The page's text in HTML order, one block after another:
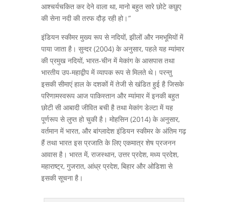
आश्चर्यचकित कर देने वाला था, मानो बहुत सारे छोटे कछुए
की सेना नदी की तरफ दौड़ रही हो। ”
इंडियन स्कीमर मुख्य रूप से नदियों, झीलों और नमभूमियों में
पाया जाता है। सुन्दर (2004) के अनुसार, पहले यह म्यांमार
की प्रमुख नदियों, भारत-चीन में मेकांग के आसपास तथा
भारतीय उप-महाद्वीप में व्यापक रूप से मिलते थे। परन्तु
इसकी सीमाएं हाल के दशकों में तेजी से खंडित हुई है जिसके
परिणामस्वरूप आज पाकिस्तान और म्यांमार में इनकी बहुत
छोटी सी आबादी जीवित बची है तथा मेकांग डेल्टा में यह
पूर्णरूप से लुप्त हो चुकी है। मोहसिन (2014) के अनुसार,
वर्तमान में भारत, और बांग्लादेश इंडियन स्कीमर के अंतिम गढ़
हैं तथा भारत इस प्रजाति के लिए एकमात्र शेष प्रजनन
आवास है। भारत में, राजस्थान, उत्तर प्रदेश, मध्य प्रदेश,
महाराष्ट्र, गुजरात, आंध्र प्रदेश, बिहार और ओडिशा से
इसकी सूचना है।